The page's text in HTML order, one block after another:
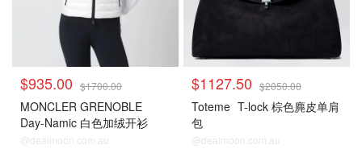
$935.00 $1700.00
MONCLER GRENOBLE
Day-Namic 白色加绒开衫
@dealmoon.com.au
$1127.50 $2050.00
Toteme T-lock 棕色麂皮单肩
包
@dealmoon.com.au